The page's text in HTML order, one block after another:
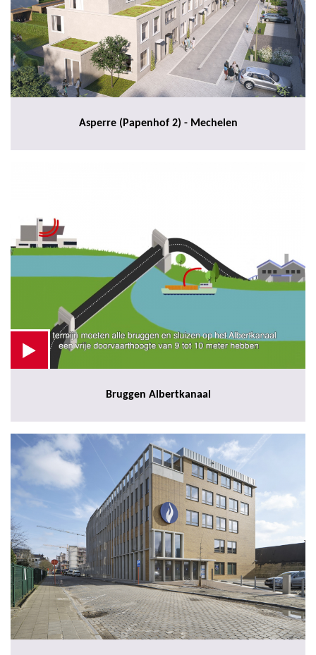
Asperre (Papenhof 2) - Mechelen
Bruggen Albertkanaal